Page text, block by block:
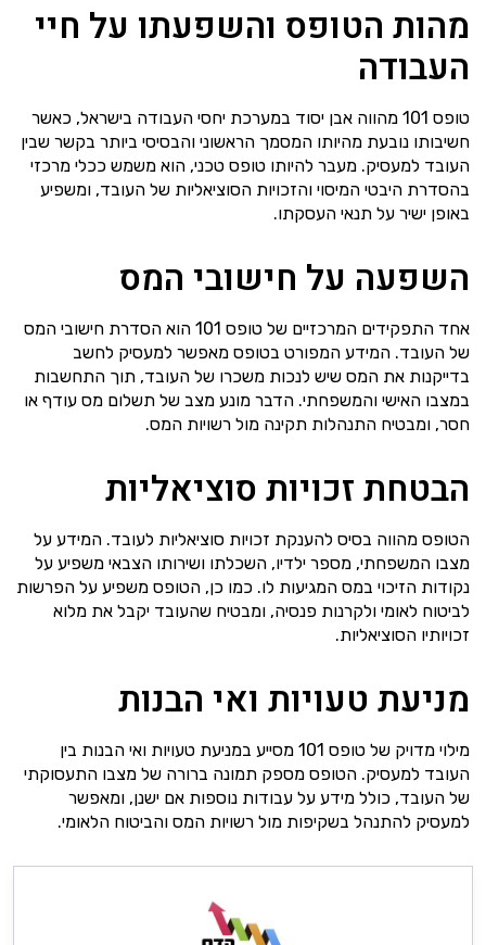
מהות הטופס והשפעתו על חיי
העבודה
טופס 101 מהווה אבן יסוד במערכת יחסי העבודה בישראל, כאשר
חשיבותו נובעת מהיותו המסמך הראשוני והבסיסי ביותר בקשר שבין
העובד למעסיק. מעבר להיותו טופס טכני, הוא משמש ככלי מרכזי
בהסדרת היבטי המיסוי והזכויות הסוציאליות של העובד, ומשפיע
באופן ישיר על תנאי העסקתו.
השפעה על חישובי המס
אחד התפקידים המרכזיים של טופס 101 הוא הסדרת חישובי המס
של העובד. המידע המפורט בטופס מאפשר למעסיק לחשב
בדייקנות את המס שיש לנכות משכרו של העובד, תוך התחשבות
במצבו האישי והמשפחתי. הדבר מונע מצב של תשלום מס עודף או
חסר, ומבטיח התנהלות תקינה מול רשויות המס.
הבטחת זכויות סוציאליות
הטופס מהווה בסיס להענקת זכויות סוציאליות לעובד. המידע על
מצבו המשפחתי, מספר ילדיו, השכלתו ושירותו הצבאי משפיע על
נקודות הזיכוי במס המגיעות לו. כמו כן, הטופס משפיע על הפרשות
לביטוח לאומי ולקרנות פנסיה, ומבטיח שהעובד יקבל את מלוא
זכויותיו הסוציאליות.
מניעת טעויות ואי הבנות
מילוי מדויק של טופס 101 מסייע במניעת טעויות ואי הבנות בין
העובד למעסיק. הטופס מספק תמונה ברורה של מצבו התעסוקתי
של העובד, כולל מידע על עבודות נוספות אם ישנן, ומאפשר
למעסיק להתנהל בשקיפות מול רשויות המס והביטוח הלאומי.